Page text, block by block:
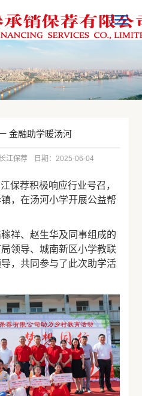
金融助学暖汤河
江保荐 日期：2025-06-04
荐积极响应行业号召，
，在汤河小学开展公益帮
、赵生华及同事组成的
领导、城南新区小学教联
，共同参与了此次助学活